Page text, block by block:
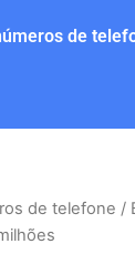
de
de telefone /